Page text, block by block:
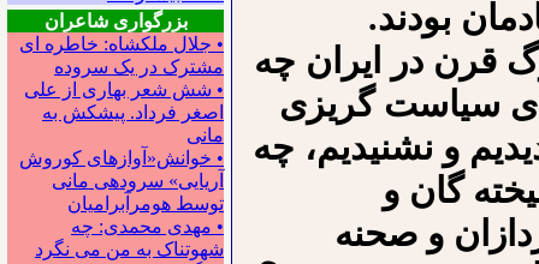
بزرگواری شاعران
• جلال ملکشاه: خاطره ای
مشترک در یک سروده
• شش شعر بهاری از علی
اصغر فرداد. پیشکش به
مانی
• خوانش«آوازهای کوروش
آریایی» سروده‍ی مانی
توسط هومرآبرامیان
• مهدی محمدی: چه
شهوتناک به من می نگرد
بودند.
قرن در ایران چه
سیاست گریزی
و نشنیدیم، چه
گان و
و صحنه